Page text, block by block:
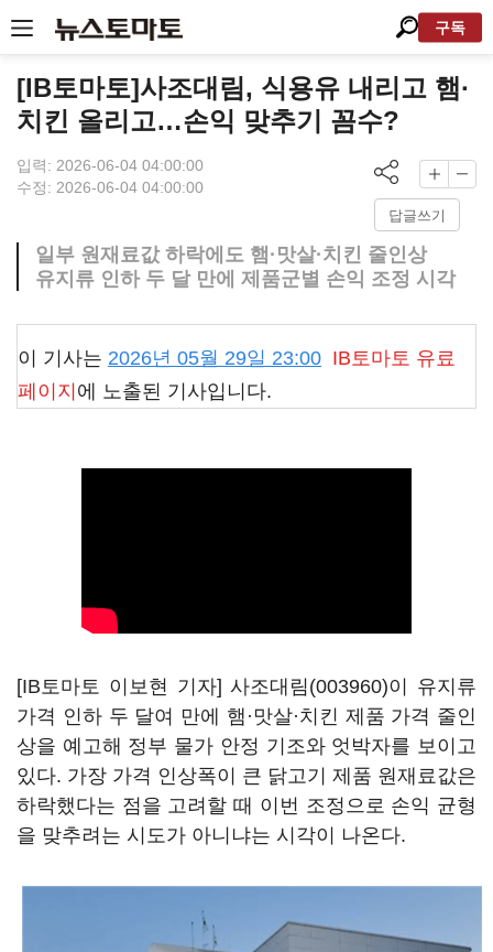
구독
[IB토마토]사조대림, 식용유 내리고 햄·
치킨 올리고…손익 맞추기 꼼수?
입력: 2026-06-04 04:00:00
수정: 2026-06-04 04:00:00
답글쓰기
일부 원재료값 하락에도 햄·맛살·치킨 줄인상
유지류 인하 두 달 만에 제품군별 손익 조정 시각
이 기사는 2026년 05월 29일 23:00 IB토마토 유료
페이지 에 노출된 기사입니다.
[IB토마토 이보현 기자] 사조대림(003960)이 유지류
가격 인하 두 달여 만에 햄·맛살·치킨 제품 가격 줄인
상을 예고해 정부 물가 안정 기조와 엇박자를 보이고
있다. 가장 가격 인상폭이 큰 닭고기 제품 원재료값은
하락했다는 점을 고려할 때 이번 조정으로 손익 균형
을 맞추려는 시도가 아니냐는 시각이 나온다.